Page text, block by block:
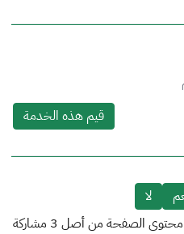
قيم هذه الخدمة
لا
محتوى الصفحة من أصل 3 مشاركة